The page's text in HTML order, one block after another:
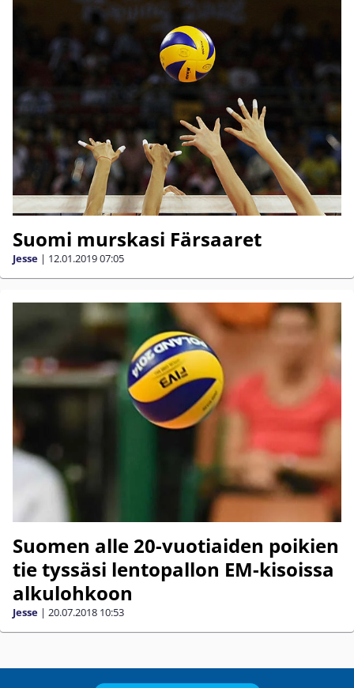
Suomi murskasi Färsaaret
Jesse | 12.01.201907:05
Suomen alle 20-vuotiaiden poikien
tie tyssäsi lentopallon EM-kisoissa
alkulohkoon
Jesse | 20.07.2018 10:53